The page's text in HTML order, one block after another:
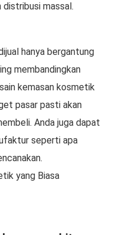
distribusi massal.
hanya bergantung
membandingkan
kemasan kosmetik
pasar pasti akan
Anda juga dapat
seperti apa
yang Biasa